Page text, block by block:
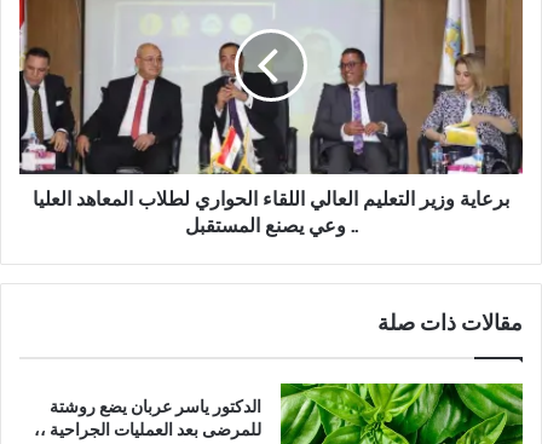
م
س
ؤ
ة
ط
ة
و
و
ز
ي
ل
ا
ل
برعاية وزير التعليم العالي اللقاء الحواري لطلاب المعاهد العليا
.. وعي يصنع المستقبل
مقالات ذات صلة
الدكتور ياسر عربان يضع روشتة
للمرضى بعد العمليات الجراحية ،،